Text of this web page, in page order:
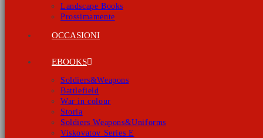
Landscape Books
Prossimamente
OCCASIONI
EBOOKS
Soldiers&Weapons
Battlefield
War in colour
Storia
Soldiers Weapons&Uniforms
Viskovatov Series E